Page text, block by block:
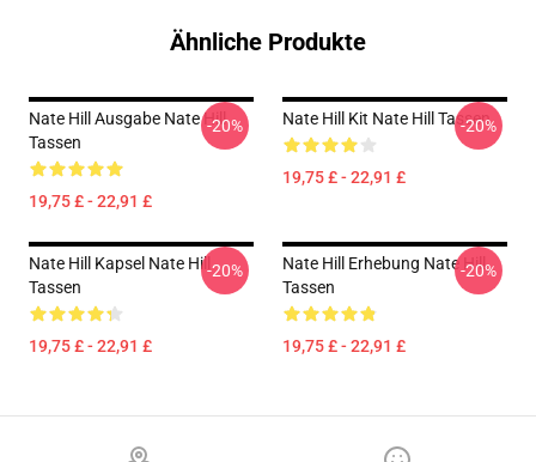
Ähnliche Produkte
Nate Hill Ausgabe Nate Hill
Tassen
19,75 £ - 22,91 £
-20% Nate Hill Kit Nate Hill Tassen
19,75 £ - 22,91 £
-20%
Nate Hill Kapsel Nate Hill
Tassen
19,75 £ - 22,91 £
-20%
Nate Hill Erhebung Nate Hill
Tassen
19,75 £ - 22,91 £
-20%